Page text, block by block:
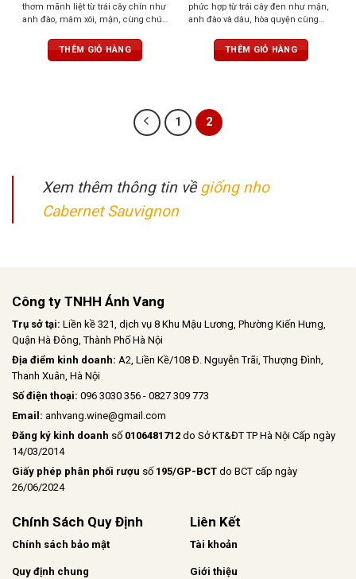
thơm mãnh liệt từ trái cây chín như
anh đào, mâm xôi, mận, cùng chút
cân bằng, tannin mềm, dư vị dễ
THÊM GIỎ HÀNG
phức hợp từ trái cây đen như mận,
anh đào và dâu, hòa quyện cùng
thanh lịch, tannin mềm mại, hậu vị
ấn tượng
THÊM GIỎ HÀNG
1 2
Xem thêm thông tin về giống nho
Cabernet Sauvignon
Công ty TNHH Ánh Vang
Trụ sở tại: Liền kề 321, dịch vụ 8 Khu Mậu Lương, Phường Kiến Hưng,
Quận Hà Đông, Thành Phố Hà Nội
Địa điểm kinh doanh: A2, Liền Kề/108 Đ. Nguyễn Trãi, Thượng Đình,
Thanh Xuân, Hà Nội
Số điện thoại: 096 3030 356 - 0827 309 773
Email: anhvang.wine@gmail.com
Đăng ký kinh doanh số 0106481712 do Sở KT&ĐT TP Hà Nội Cấp ngày
14/03/2014
Giấy phép phân phối rượu số 195/GP-BCT do BCT cấp ngày
26/06/2024
Chính Sách Quy Định
Chính sách bảo mật
Quy định chung
Liên Kết
Tài khoản
Giới thiệu